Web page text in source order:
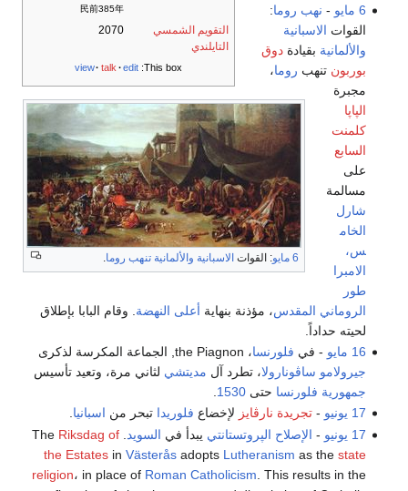
民前385年
التقويم الشمسي
التايلندي
2070
This box:
view talk edit
6 مايو : القوات الاسبانية والألمانية تنهب روما.
6 مايو - نهب روما:
القوات الاسبانية
والألمانية بقيادةدوق
بوربون تنهب روما،
مجبرة
الپاپا
كلمنت
السابع
على
مسالمة
شارل
الخام
س،
الامبرا
طور
الروماني المقدس، مؤذنة بنهاية أعلى النهضة . وقام البابا بإطلاق
لحيته حداداً.
16 مايو
- في فلورنسا، the Piagnon, الجماعة المكرسة لذكرى
جيرولامو ساڤونارولا، تطرد آل مديتشي لثاني مرة، وتعيد تأسيس
جمهورية فلورنسا حتى1530
17 يونيو
-تجريدة نارڤايز لإخضاع فلوريدا تبحر من اسبانيا.
17 يونيو
- الإصلاح الپروتستانتي يبدأ في السويد . The
Riksdag of
the Estatesin Västeråsadopts Lutheranism as the state
religion، in place of Roman Catholicism . This results in the